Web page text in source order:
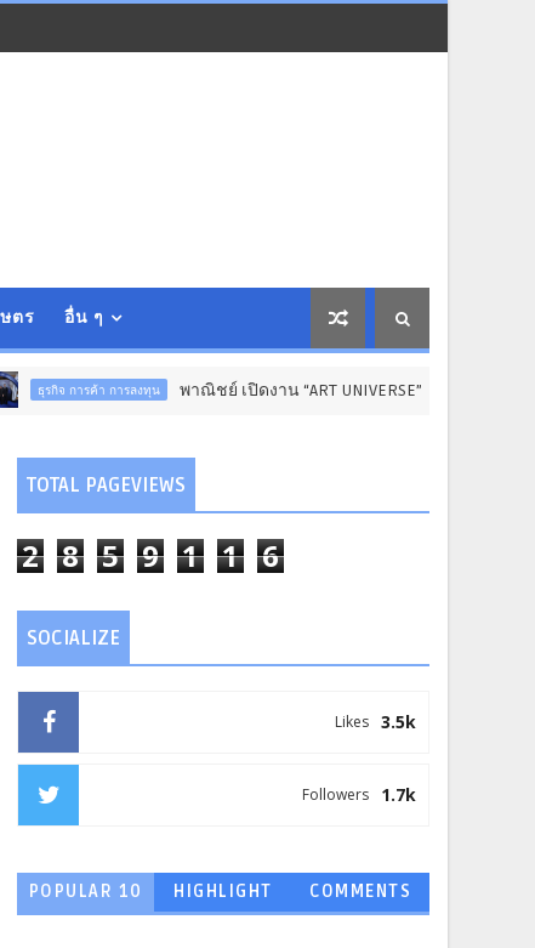
ตร อื่น ๆ
ารลงทุน พาณิชย์ เปิดงาน “ART UNIVERSE” ชู “ลิขสิทธิ์” ขับเคลื่อนเศรษฐ
TOTAL PAGEVIEWS
2 8 5 9 1 1 6
SOCIALIZE
3.5k
Likes
1.7k
Followers
POPULAR 10 HIGHLIGHT COMMENTS